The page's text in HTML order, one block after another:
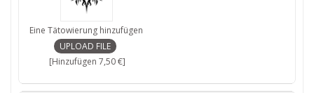
Eine Tätowierung hinzufügen
[Hinzufügen 7,50 €]